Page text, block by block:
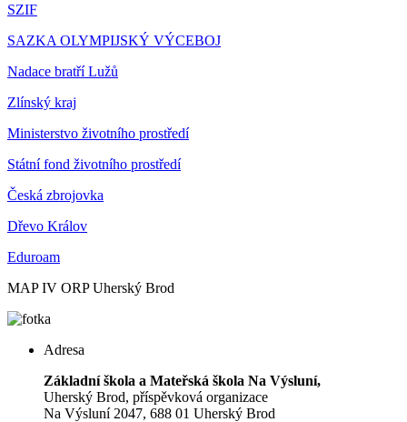
SZIF
SAZKA OLYMPIJSKÝ VÝCEBOJ
Nadace bratří Lužů
Zlínský kraj
Ministerstvo životního prostředí
Státní fond životního prostředí
Česká zbrojovka
Dřevo Králov
Eduroam
MAP IV ORP Uherský Brod
Adresa
Základní škola a Mateřská škola Na Výsluní,
Uherský Brod, příspěvková organizace
Na Výsluní 2047, 688 01 Uherský Brod